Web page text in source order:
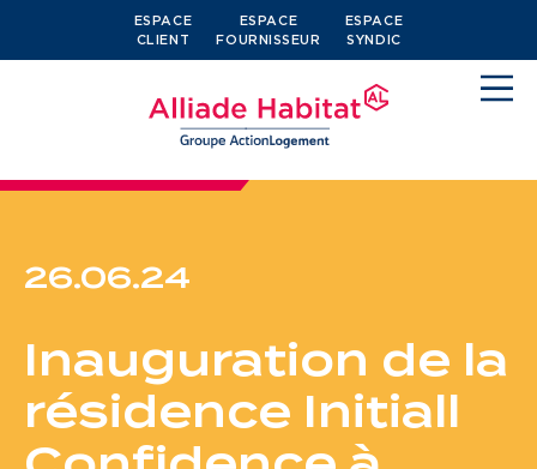
ESPACE
CLIENT
ESPACE
FOURNISSEUR
ESPACE
SYNDIC
Je cherche un logement
J’ai moins de 30 ans
Je suis salarié
26.06.24
Inauguration de la
résidence Initiall